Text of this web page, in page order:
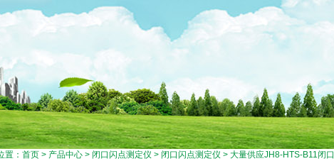
置： 首页 > 产品中心 > 闭口闪点测定仪 > 闭口闪点测定仪 > 大量供应JH8-HTS-B11闭口闪点测定仪